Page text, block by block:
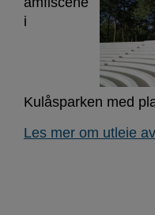
i
Kulåsparken med
Les mer om utleie